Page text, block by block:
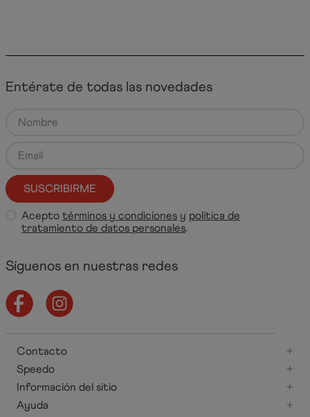
Entérate de todas las novedades
SUSCRIBIRME
Aceptotérminos y condiciones y política de
tratamiento de datos personales.
Síguenos en nuestras redes
Contacto
+
Speedo
+
Información del sitio
+
Ayuda
+